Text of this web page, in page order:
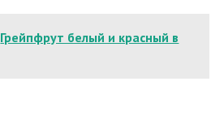
Грейпфрут белый и красный в